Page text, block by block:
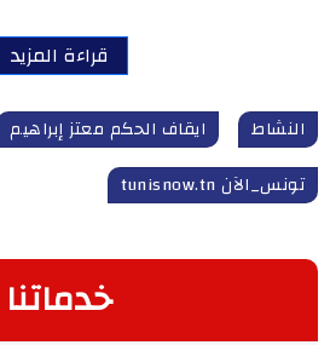
قراءة المزيد
النشاط ايقاف الحكم معتز إبراهيم
تونس_الآن tunisnow.tn
خدماتنا